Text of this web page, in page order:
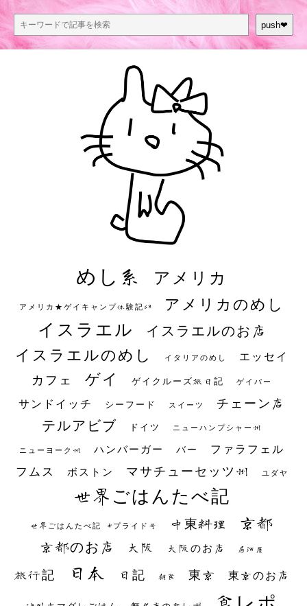
push❤︎
めし系 アメリカ
アメリカ★ゲイキャンプ体験記S3 アメリカのめし
イスラエル イスラエルのお店
イスラエルのめし イタリアのめし エッセイ
カフェ ゲイ ゲイクルーズ旅日記 ゲイバー
サンドイッチ シーフード スイーツ チェーン店
テルアビブ ドイツ ニューハンプシャー州
ニューヨーク州 ハンバーガー バー ファラフェル
フムス ボストン マサチューセッツ州 ユダヤ
世界ごはんたべ記
世界ごはんたべ記 #プライド号 中東料理 京都
京都のお店 大阪 大阪のお店 居酒屋
旅行記 日本 日記 朝食 東京 東京のお店
食レポ